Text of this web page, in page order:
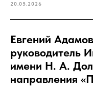
20.05.2026
Евгений
руководитель
имени Н. А.
направления